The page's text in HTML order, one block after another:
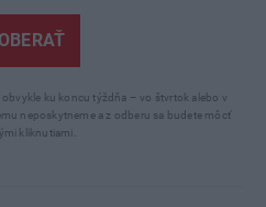
ku koncu týždňa – vo štvrtok alebo v
neposkytneme a z odberu sa budete môcť
kliknutiami.